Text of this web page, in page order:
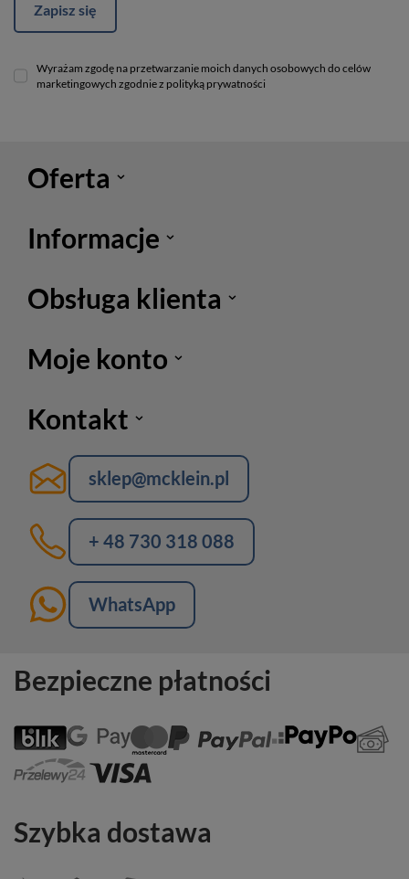
Zapisz się
Wyrażam zgodę na przetwarzanie moich danych osobowych do celów
marketingowych zgodnie z polityką prywatności
Oferta
Informacje
Obsługa klienta
Moje konto
Kontakt
sklep@mcklein.pl
+ 48 730 318 088
WhatsApp
Bezpieczne płatności
Szybka dostawa